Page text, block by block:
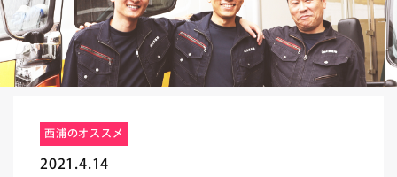
西浦のオススメ
2021.4.14